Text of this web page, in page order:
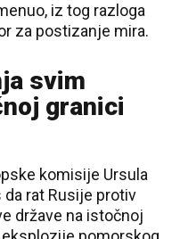
iz tog razloga
za postizanje mira.
svim
granici
komisije Ursula
rat Rusije protiv
države na istočnoj